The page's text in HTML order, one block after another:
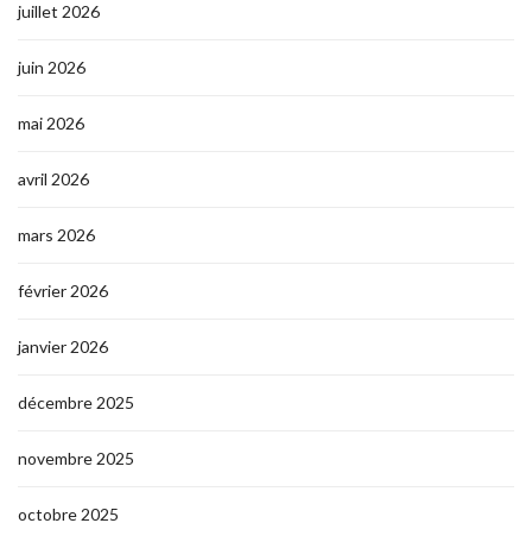
juillet 2026
juin 2026
mai 2026
avril 2026
mars 2026
février 2026
janvier 2026
décembre 2025
novembre 2025
octobre 2025